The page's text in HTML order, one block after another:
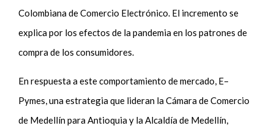
Colombiana de Comercio Electrónico. El incremento se
explica por los efectos de la pandemia en los patrones de
compra de los consumidores.
En respuesta a este comportamiento de mercado, E–
Pymes, una estrategia que lideran la Cámara de Comercio
de Medellín para Antioquia y la Alcaldía de Medellín,